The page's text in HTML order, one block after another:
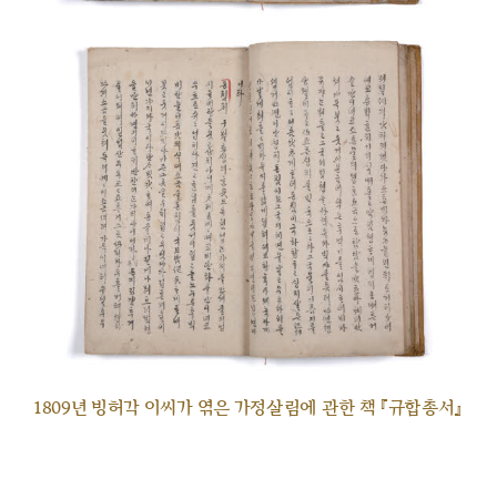
1809년 빙허각 이씨가 엮은 가정살림에 관한 책 『규합총서』